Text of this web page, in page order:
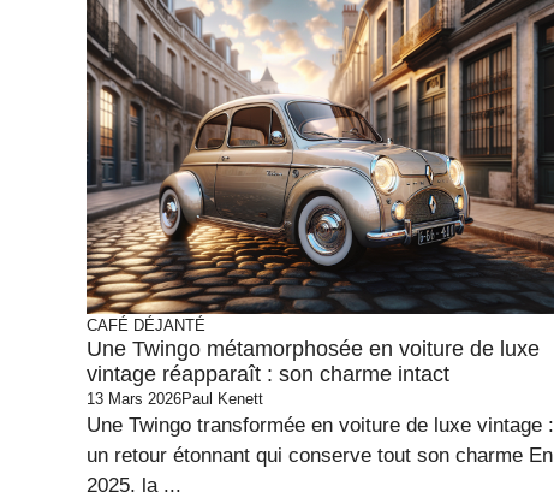
CAFÉ DÉJANTÉ
Une Twingo métamorphosée en voiture de luxe
vintage réapparaît : son charme intact
13 Mars 2026Paul Kenett
Une Twingo transformée en voiture de luxe vintage :
un retour étonnant qui conserve tout son charme En
2025, la ...